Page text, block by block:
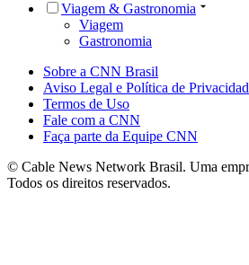
Viagem & Gastronomia
Viagem
Gastronomia
Sobre a CNN Brasil
Aviso Legal e Política de
Termos de Uso
Fale com a CNN
Faça parte da Equipe CNN
© Cable News Network Brasil. Uma
Todos os direitos reservados.